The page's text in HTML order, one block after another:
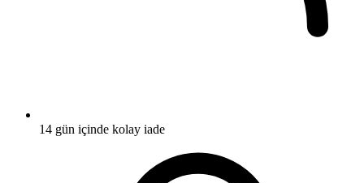
14 gün içinde kolay iade